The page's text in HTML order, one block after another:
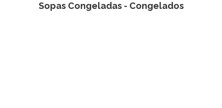
Sopas Congeladas - Congelados